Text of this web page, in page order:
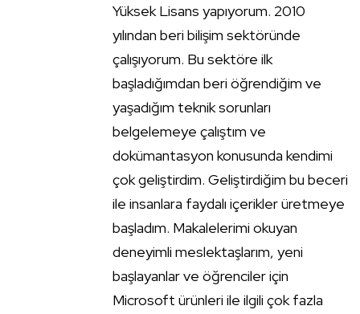
Yüksek Lisans yapıyorum. 2010
yılından beri bilişim sektöründe
çalışıyorum. Bu sektöre ilk
başladığımdan beri öğrendiğim ve
yaşadığım teknik sorunları
belgelemeye çalıştım ve
dokümantasyon konusunda kendimi
çok geliştirdim. Geliştirdiğim bu beceri
ile insanlara faydalı içerikler üretmeye
başladım. Makalelerimi okuyan
deneyimli meslektaşlarım, yeni
başlayanlar ve öğrenciler için
Microsoft ürünleri ile ilgili çok fazla